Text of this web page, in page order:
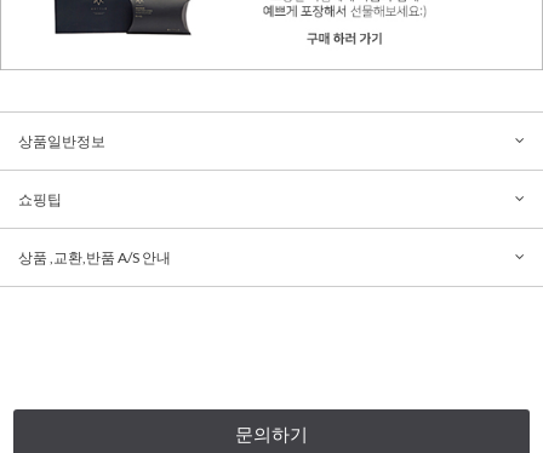
상품일반정보
쇼핑팁
상품 ,교환,반품 A/S 안내
문의하기